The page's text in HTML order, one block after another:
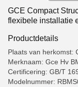
GCE Compact
flexibele installatie
Productdetails
Plaats van herkomst:
Merknaam: Gce Hv
Certificering: GB/T
Modelnummer: